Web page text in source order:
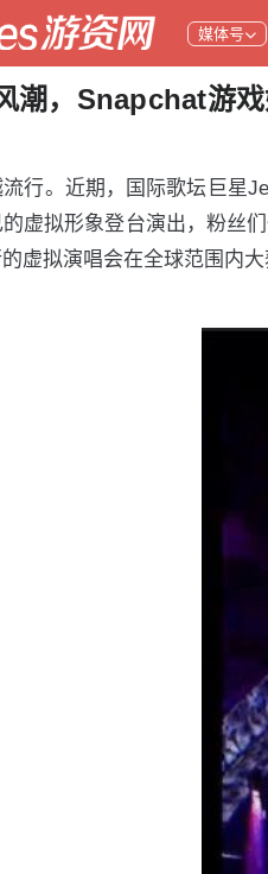
媒体号
潮，Snapchat游
行。近期，国际歌坛巨星
虚拟形象登台演出，粉丝
虚拟演唱会在全球范围内